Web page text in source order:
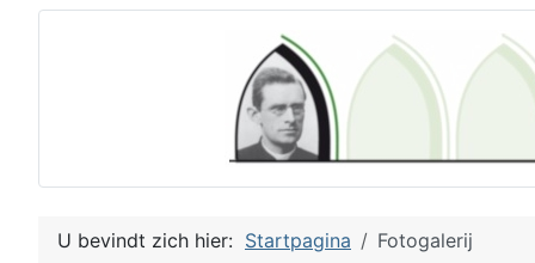
U bevindt zich hier: Startpagina Fotogalerij